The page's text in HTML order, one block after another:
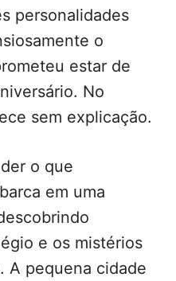
personalidades
o
estar de
No
sem explicação.
o que
em uma
e os mistérios
A pequena cidade